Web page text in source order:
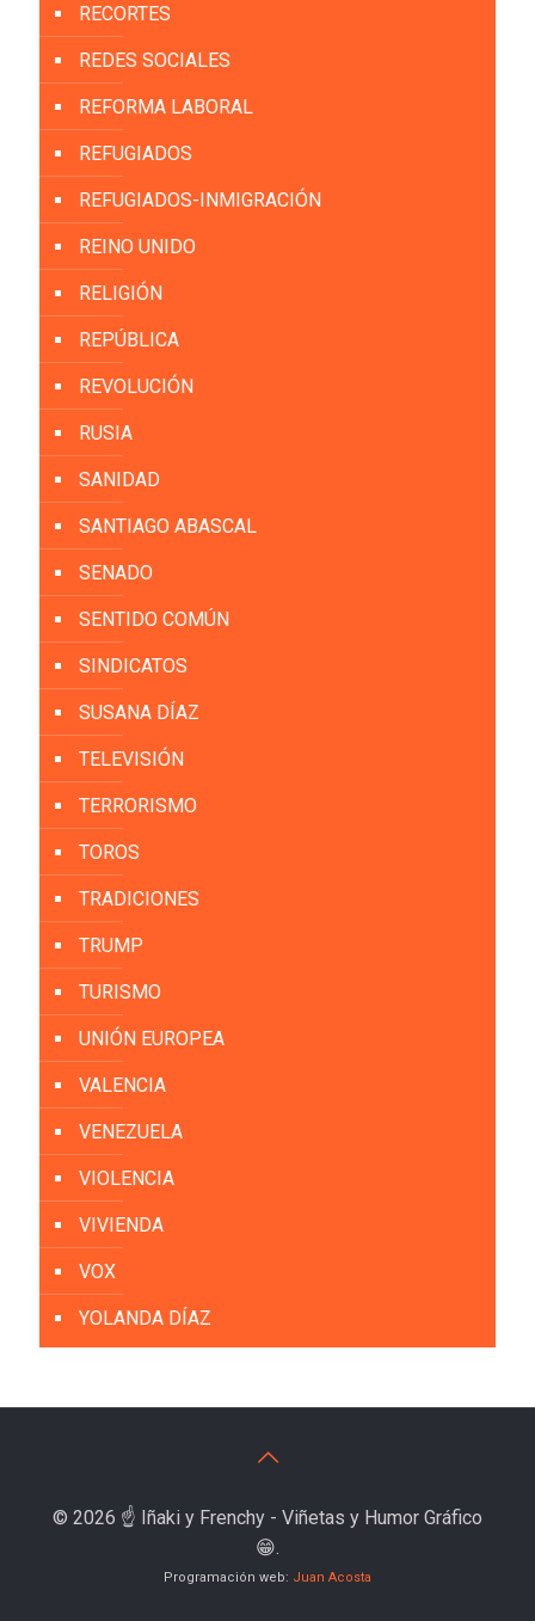
RECORTES
REDES SOCIALES
REFORMA LABORAL
REFUGIADOS
REFUGIADOS-INMIGRACIÓN
REINO UNIDO
RELIGIÓN
REPÚBLICA
REVOLUCIÓN
RUSIA
SANIDAD
SANTIAGO ABASCAL
SENADO
SENTIDO COMÚN
SINDICATOS
SUSANA DÍAZ
TELEVISIÓN
TERRORISMO
TOROS
TRADICIONES
TRUMP
TURISMO
UNIÓN EUROPEA
VALENCIA
VENEZUELA
VIOLENCIA
VIVIENDA
VOX
YOLANDA DÍAZ
© 2026 ☝️ Iñaki y Frenchy - Viñetas y Humor Gráfico
😁.
Programación web: Juan Acosta